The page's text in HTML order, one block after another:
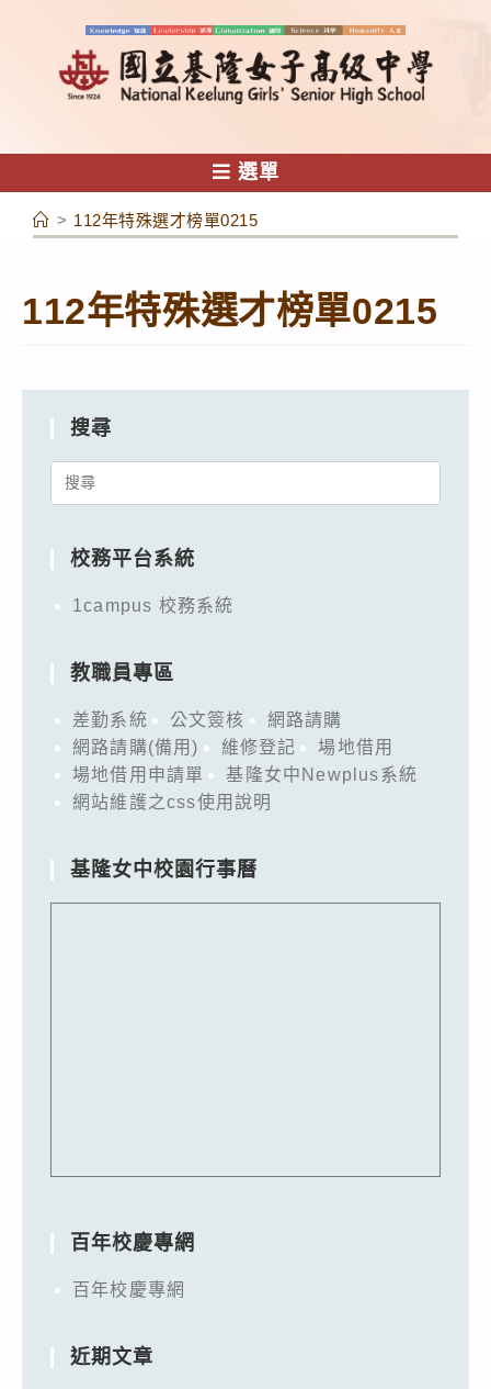
容
選單
> 112年特殊選才榜單0215
112年特殊選才榜單0215
搜尋
Search
校務平台系統
1campus 校務系統
教職員專區
差勤系統 公文簽核
網路請購
網路請購(備用)
維修登記
場地借用
場地借用申請單
基隆女中Newplus系統
網站維護之css使用說明
基隆女中校園行事曆
百年校慶專網
百年校慶專網
近期文章